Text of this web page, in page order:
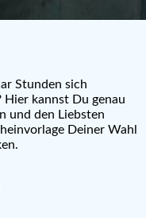
Stunden sich
Hier kannst Du genau
und den Liebsten
Deiner Wahl